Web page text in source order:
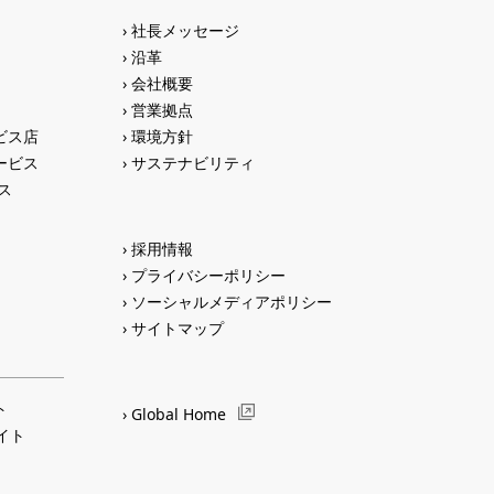
ス店
ビス
ト
社長メッセージ
沿革
会社概要
営業拠点
環境方針
サステナビリティ
採用情報
プライバシーポリシー
ソーシャルメディアポリシー
サイトマップ
Global Home